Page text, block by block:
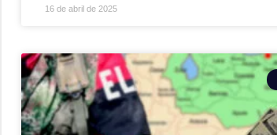
16 de abril de 2025